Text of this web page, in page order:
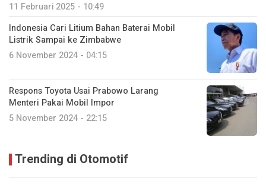
11 Februari 2025 - 10:49
Indonesia Cari Litium Bahan Baterai Mobil
Listrik Sampai ke Zimbabwe
6 November 2024 - 04:15
Respons Toyota Usai Prabowo Larang
Menteri Pakai Mobil Impor
5 November 2024 - 22:15
Trending di Otomotif